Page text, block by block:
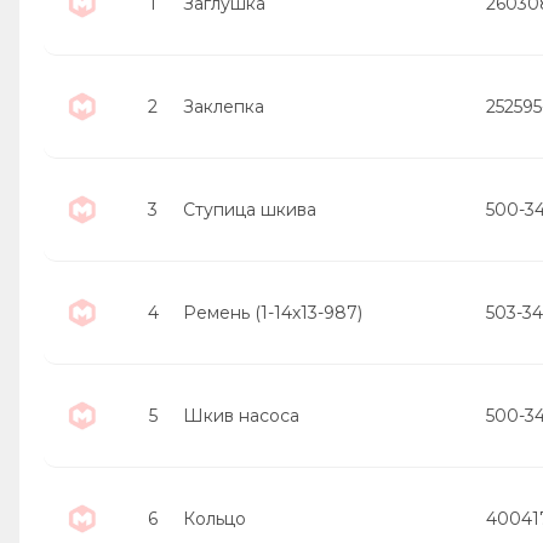
2 Заклепка
3 Ступица шкива 500-
4 Ремень (1-14х13-987) 503-
5 Шкив насоса 500-
6 Кольцо